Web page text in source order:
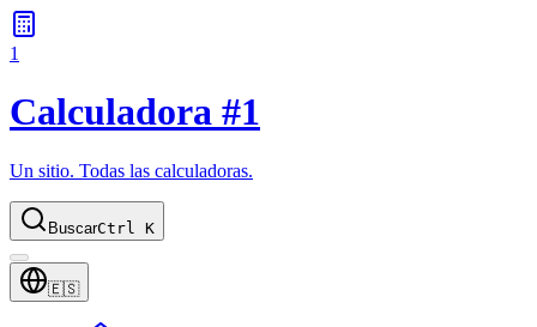
1
Calculadora #1
Un sitio. Todas las calculadoras.
BuscarCtrl K
🇪🇸